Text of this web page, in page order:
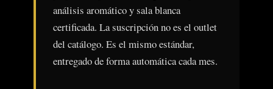
análisis aromático y sala blanca
certificada. La suscripción no es el outlet
del catálogo. Es el mismo estándar,
entregado de forma automática cada mes.